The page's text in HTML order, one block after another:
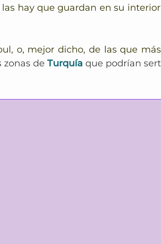
hay que guardan en su
o, mejor dicho, de las que
zonas de Turquía que podrían